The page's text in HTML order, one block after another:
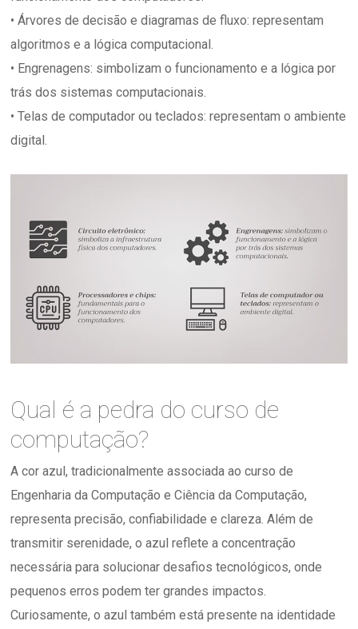
• Árvores de decisão e diagramas de fluxo: representam
algoritmos e a lógica computacional.
• Engrenagens: simbolizam o funcionamento e a lógica por
trás dos sistemas computacionais.
• Telas de computador ou teclados: representam o ambiente
digital.
Qual é a pedra do curso de
computação?
A cor azul, tradicionalmente associada ao curso de
Engenharia da Computação e Ciência da Computação,
representa precisão, confiabilidade e clareza. Além de
transmitir serenidade, o azul reflete a concentração
necessária para solucionar desafios tecnológicos, onde
pequenos erros podem ter grandes impactos.
Curiosamente, o azul também está presente na identidade